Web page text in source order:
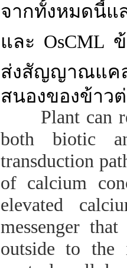
จากทั้งหมดนี้แ
และ OsCML
ส่งสัญญาณแค
สนองของข้าว
Plant can
both biotic
transduction
of calcium
elevated
messenger
outside to